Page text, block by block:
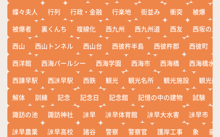
蝶々夫人
行列 行政・金融 行楽地 街並み 衝突 被爆
被爆者
裏くんち 複線化 西九州 西九州道 西友
西坂の丘
西山
西山トンネル 西山台 西彼杵半島 西彼杵郡 西彼町
西洋館
西海パールシー 西海学園 西海市 西海橋
西海橋水
西諌早駅
西諫早駅 西鉄 観光 観光名所 観光施設
観光船
解体
訓練 記念 記念日 記念館 記憶の中の建物 試験
諏訪の池
諏訪神社 諫早 諫早体育館 諫早大水害 諫早市
諫早農業
諫早高校 諸谷 警察 警察官 護岸工事 象
豪